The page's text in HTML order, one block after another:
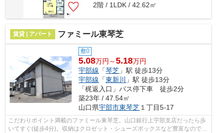
2階 / 1LDK / 42.62㎡
賃貸 | アパート ファミール東琴芝
敷0
5.08万円～5.18万円
宇部線 「琴芝 」駅 徒歩13分
宇部線 「東新川
」駅 徒歩13分
「梶返入口」バス停下車 徒歩2分
築23年 / 47.54㎡
山口県宇部市東琴芝 １丁目5-17
こだわりポイント満載のファミール東琴芝。山口銀行上宇部支店だったら歩
いてすぐ(徒歩4分)。収納はクロゼット・シューズボックスなど豊富なので、